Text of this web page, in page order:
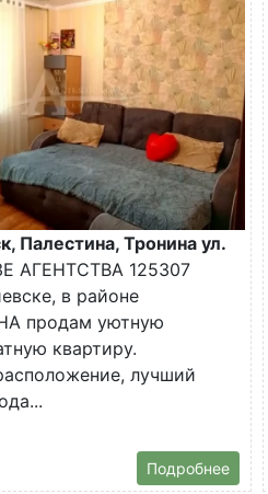
Палестина, Тронина ул.
АГЕНТСТВА 125307
в районе
продам уютную
квартиру.
лучший
Подробнее